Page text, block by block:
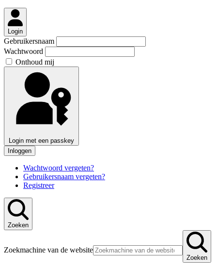
Login
Gebruikersnaam
Wachtwoord
Onthoud mij
Login met een passkey
Inloggen
Wachtwoord vergeten?
Gebruikersnaam vergeten?
Registreer
Zoeken
Zoekmachine van de website
Zoeken